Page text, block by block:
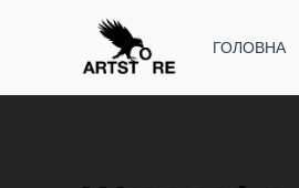
ГОЛОВНА